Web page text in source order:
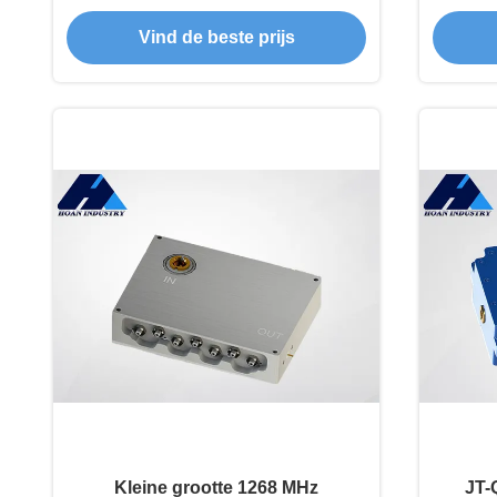
golfgeleider met laag invoegverlies
Vind de beste prijs
Kleine grootte 1268 MHz
JT-